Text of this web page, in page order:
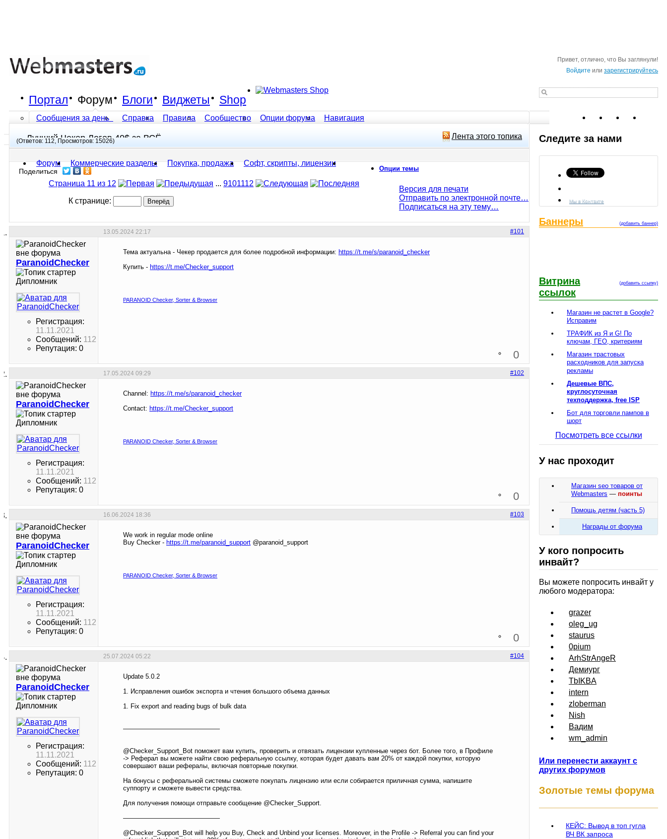
Привет, отлично, что Вы заглянули!
Войдите или зарегистрируйтесь
Портал Форум
Сообщения за день Справка Правила Сообщество Опции форума
Все разделы прочитаны
Навигация
Блоги Виджеты Shop
Форум Коммерческие разделы Покупка, продажа Софт, скрипты, лицензии
Лента этого топика
Лучший Чекер Логов 40$ за ВСЁ
(Ответов: 112, Просмотров: 15026)
Опции темы
Версия для печати
Отправить по электронной почте…
Подписаться на эту тему…
Поделиться
Страница 11 из 12 ... 9101112
К странице:
13.05.2024 22:17 #101
ParanoidChecker
Дипломник
Регистрация:
11.11.2021
Сообщений: 112
Репутация: 0
Тема актуальна - Чекер продается для более подробной информации: https://t.me/s/paranoid_checker
Купить - https://t.me/Checker_support
PARANOID Checker, Sorter & Browser
0
17.05.2024 09:29 #102
ParanoidChecker
Дипломник
Регистрация:
11.11.2021
Сообщений: 112
Репутация: 0
Channel: https://t.me/s/paranoid_checker
Contact: https://t.me/Checker_support
PARANOID Checker, Sorter & Browser
0
16.06.2024 18:36 #103
ParanoidChecker
Дипломник
Регистрация:
11.11.2021
Сообщений: 112
Репутация: 0
We work in regular mode online
Buy Checker - https://t.me/paranoid_support @paranoid_support
PARANOID Checker, Sorter & Browser
0
25.07.2024 05:22 #104
ParanoidChecker
Дипломник
Регистрация:
11.11.2021
Сообщений: 112
Репутация: 0
Update 5.0.2
1. Исправления ошибок экспорта и чтения большого объема данных
1. Fix export and reading bugs of bulk data
———————————————
@Checker_Support_Bot поможет вам купить, проверить и отвязать лицензии купленные через бот. Более того, в Профиле
-> Реферал вы можете найти свою реферальную ссылку, которая будет давать вам 20% от каждой покупки, которую
совершают ваши рефералы, включая повторные покупки.
На бонусы с реферальной системы сможете покупать лицензию или если собирается приличная сумма, напишите
суппорту и сможете вывести средства.
Для получения помощи отправьте сообщение @Checker_Support.
———————————————
@Checker_Support_Bot will help you Buy, Check and Unbind your licenses. Moreover, in the Profile -> Referral you can find your
Следите за нами
Мы в Контакте
(добавить баннер)
Баннеры
(добавить ссылку)
Витрина
ссылок
Магазин не растет в Google?
Исправим
ТРАФИК из Я и G! По
ключам, ГЕО, критериям
Магазин трастовых
расходников для запуска
рекламы
Дешевые ВПС,
круглосуточная
техподдержка, free ISP
Бот для торговли пампов в
шорт
Посмотреть все ссылки
У нас проходит
Магазин seo товаров от
Webmasters — поинты
Помощь детям (часть 5)
Награды от форума
У кого попросить
инвайт?
Вы можете попросить инвайт у
любого модератора:
grazer
oleg_ug
staurus
0pium
ArhStrAngeR
Демиург
TbIKBA
intern
zloberman
Nish
Вадим
wm_admin
Или перенести аккаунт с
других форумов
Золотые темы форума
КЕЙС: Вывод в топ гугла
ВЧ ВК запроса